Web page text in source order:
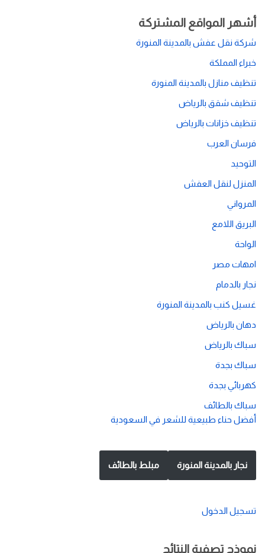
أشهر المواقع المشتركة
شركة نقل عفش بالمدينة المنورة
خبراء المملكة
تنظيف منازل بالمدينة المنورة
تنظيف شقق بالرياض
تنظيف خزانات بالرياض
فرسان العرب
التوحيد
المنزل لنقل العفش
المرواني
البريق اللامع
الواحة
امهات مصر
نجار بالدمام
غسيل كنب بالمدينة المنورة
دهان بالرياض
سباك بالرياض
سباك بجدة
كهربائي بجدة
سباك بالطائف
أفضل حناء طبيعية للشعر في السعودية
نجار بالمدينة المنورة مبلط بالطائف
تسجيل الدخول
نموذج تصفية النتائج